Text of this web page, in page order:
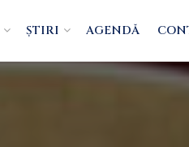
ȘTIRI AGENDĂ